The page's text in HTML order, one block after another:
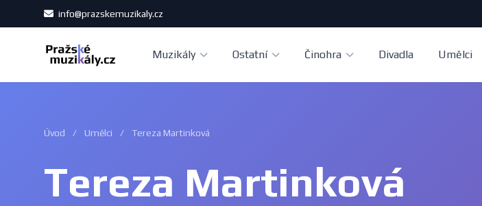
info@prazskemuzikaly.cz
Muzikály Ostatní Činohra Divadla Umělci
Úvod / Umělci / Tereza Martinková
Tereza Martinková